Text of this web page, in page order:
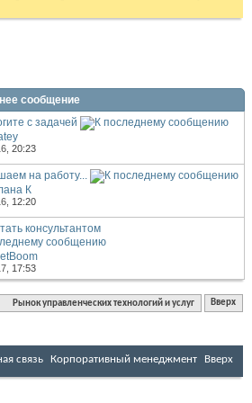
сообщение
с задачей
20:23
на работу...
К
12:20
консультантом
17:53
Рынок управленческих технологий и услуг Вверх
связь Корпоративный менеджмент Вверх